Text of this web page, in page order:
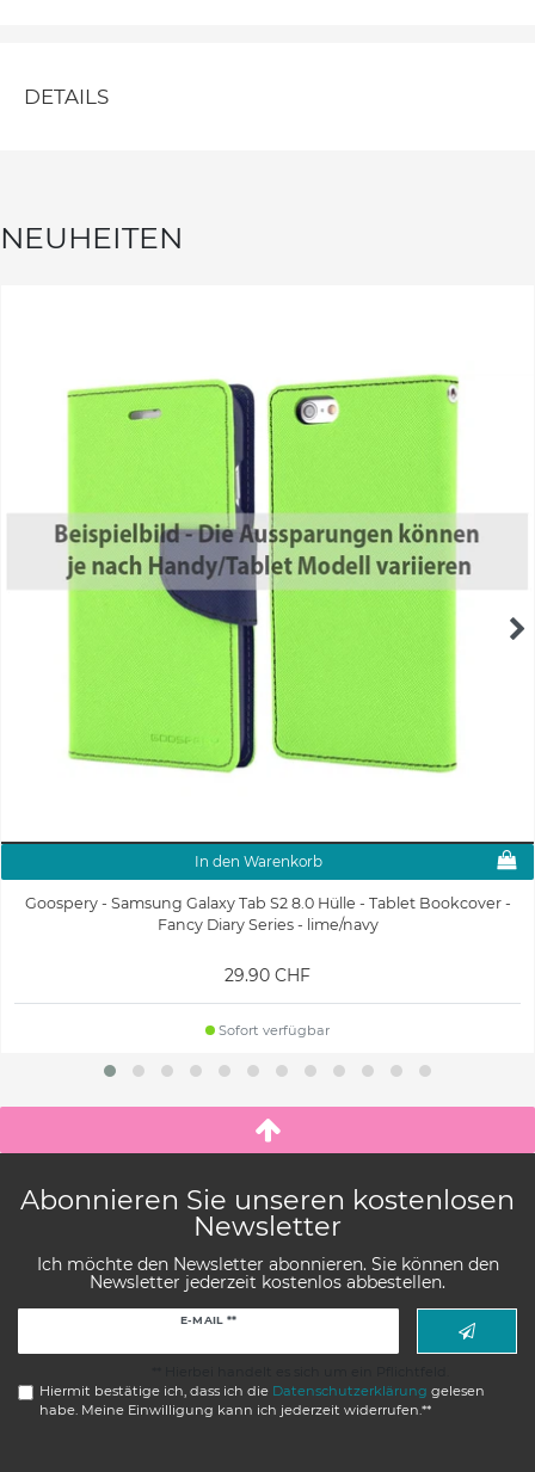
DETAILS
NEUHEITEN
In den Warenkorb
Goospery - Samsung Galaxy Tab S2 8.0 Hülle - Tablet Bookcover -
Fancy Diary Series - lime/navy
29.90 CHF
Sofort verfügbar
Abonnieren Sie unseren kostenlosen
Newsletter
Ich möchte den Newsletter abonnieren. Sie können den
Newsletter jederzeit kostenlos abbestellen.
E-MAIL **
Hiermit bestätige ich, dass ich die Daten­schutz­erklärung gelesen
habe. Meine Einwilligung kann ich jederzeit widerrufen.**